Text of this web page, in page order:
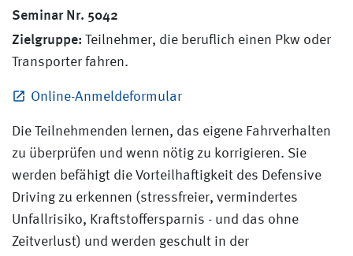
Seminar Nr. 5042
Zielgruppe: Teilnehmer, die beruflich einen Pkw oder
Transporter fahren.
Online-Anmeldeformular
Die Teilnehmenden lernen, das eigene Fahrverhalten
zu überprüfen und wenn nötig zu korrigieren. Sie
werden befähigt die Vorteilhaftigkeit des Defensive
Driving zu erkennen (stressfreier, vermindertes
Unfallrisiko, Kraftstoffersparnis - und das ohne
Zeitverlust) und werden geschult in der